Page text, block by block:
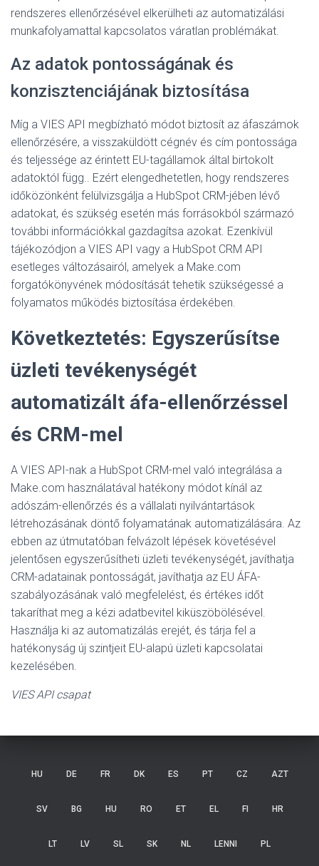
rendszeres ellenőrzésével elkerülheti az automatizálási
munkafolyamattal kapcsolatos váratlan problémákat.
Az adatok pontosságának és
konzisztenciájának biztosítása
Míg a VIES API megbízható módot biztosít az áfaszámok
ellenőrzésére, a visszaküldött cégnév és cím pontossága
és teljessége az érintett EU-tagállamok által birtokolt
adatoktól függ.. Ezért elengedhetetlen, hogy rendszeres
időközönként felülvizsgálja a HubSpot CRM-jében lévő
adatokat, és szükség esetén más forrásokból származó
további információkkal gazdagítsa azokat. Ezenkívül
tájékozódjon a VIES API vagy a HubSpot CRM API
esetleges változásairól, amelyek a Make.com
forgatókönyvének módosítását tehetik szükségessé a
folyamatos működés biztosítása érdekében.
Következtetés: Egyszerűsítse
üzleti tevékenységét
automatizált áfa-ellenőrzéssel
és CRM-mel
A VIES API-nak a HubSpot CRM-mel való integrálása a
Make.com használatával hatékony módot kínál az
adószám-ellenőrzés és a vállalati nyilvántartások
létrehozásának döntő folyamatának automatizálására. Az
ebben az útmutatóban felvázolt lépések követésével
jelentősen egyszerűsítheti üzleti tevékenységét, javíthatja
CRM-adatainak pontosságát, javíthatja az EU ÁFA-
szabályozásának való megfelelést, és értékes időt
takaríthat meg a kézi adatbevitel kiküszöbölésével.
Használja ki az automatizálás erejét, és tárja fel a
hatékonyság új szintjeit EU-alapú üzleti kapcsolatai
kezelésében.
VIES API csapat
HU DE FR DK ES PT CZ AZT
SV BG HU RO ET EL FI HR
LT LV SL SK NL LENNI PL